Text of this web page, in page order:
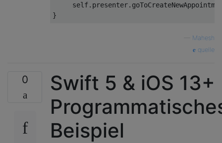
self. presenter.
}
Mahesh
quelle
0
Swift 5 & iOS 13+
Beispiel